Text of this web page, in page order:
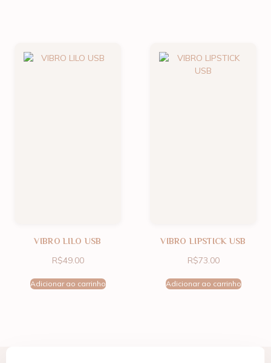
VIBRO LILO USB
R$49.00
Adicionar ao carrinho
VIBRO LIPSTICK USB
R$73.00
Adicionar ao carrinho